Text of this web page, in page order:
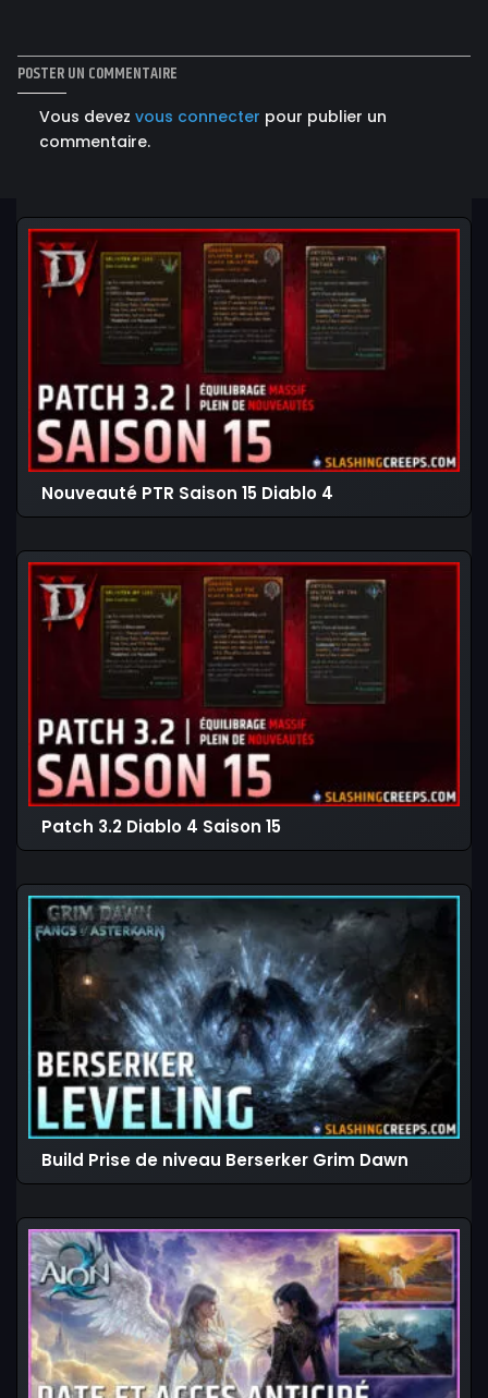
POSTER UN COMMENTAIRE
Vous devez vous connecter pour publier un
commentaire.
Nouveauté PTR Saison 15 Diablo 4
Patch 3.2 Diablo 4 Saison 15
Build Prise de niveau Berserker Grim Dawn